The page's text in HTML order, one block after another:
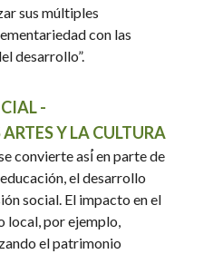
sus múltiples
con las
desarrollo”.
-
Y LA CULTURA
convierte así́ en parte de
el desarrollo
social. El impacto en el
por ejemplo,
el patrimonio